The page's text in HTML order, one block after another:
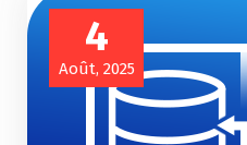
4
Août, 2025